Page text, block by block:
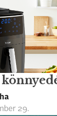
29.